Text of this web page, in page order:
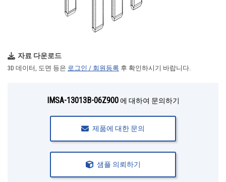
자료 다운로드
3D 데이터, 도면 등은 로그인 / 회원등록 후 확인하시기 바랍니다.
IMSA-13013B-06Z900에 대하여 문의하기
제품에 대한 문의
샘플 의뢰하기